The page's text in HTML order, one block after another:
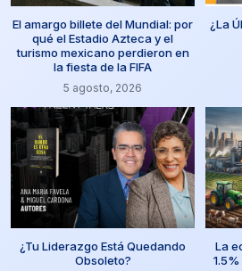
El amargo billete del Mundial: por
qué el Estadio Azteca y el
turismo mexicano perdieron en
la fiesta de la FIFA
5 agosto, 2026
¿La
¿Tu Liderazgo Está Quedando
Obsoleto?
La